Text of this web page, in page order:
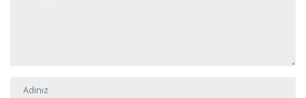
Adı ve Soyadı